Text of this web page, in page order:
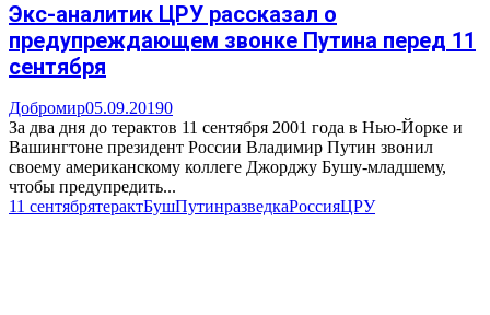
Экс-аналитик ЦРУ рассказал о
предупреждающем звонке Путина перед 11
сентября
Добромир05.09.20190
За два дня до терактов 11 сентября 2001 года в Нью-Йорке и
Вашингтоне президент России Владимир Путин звонил
своему американскому коллеге Джорджу Бушу-младшему,
чтобы предупредить...
11 сентябрятерактБушПутинразведкаРоссияЦРУ